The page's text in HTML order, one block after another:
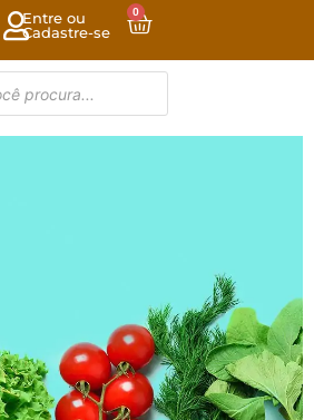
Entre ou
Cadastre-se
0